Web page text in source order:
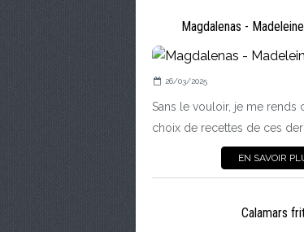
Magdalenas -
26/03/2025
Sans le vouloir, je me rends
choix de recettes de ces
EN SAVOIR
Calamars